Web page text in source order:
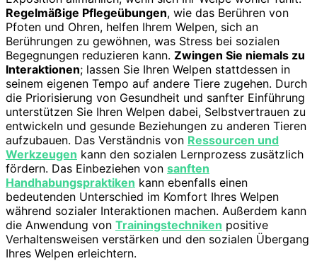
Regelmäßige Pflegeübungen, wie das Berühren von
Pfoten und Ohren, helfen Ihrem Welpen, sich an
Berührungen zu gewöhnen, was Stress bei sozialen
Begegnungen reduzieren kann. Zwingen Sie niemals zu
Interaktionen; lassen Sie Ihren Welpen stattdessen in
seinem eigenen Tempo auf andere Tiere zugehen. Durch
die Priorisierung von Gesundheit und sanfter Einführung
unterstützen Sie Ihren Welpen dabei, Selbstvertrauen zu
entwickeln und gesunde Beziehungen zu anderen Tieren
aufzubauen. Das Verständnis von Ressourcen und
Werkzeugen kann den sozialen Lernprozess zusätzlich
fördern. Das Einbeziehen von sanften
Handhabungspraktiken kann ebenfalls einen
bedeutenden Unterschied im Komfort Ihres Welpen
während sozialer Interaktionen machen. Außerdem kann
die Anwendung von Trainingstechniken positive
Verhaltensweisen verstärken und den sozialen Übergang
Ihres Welpen erleichtern.